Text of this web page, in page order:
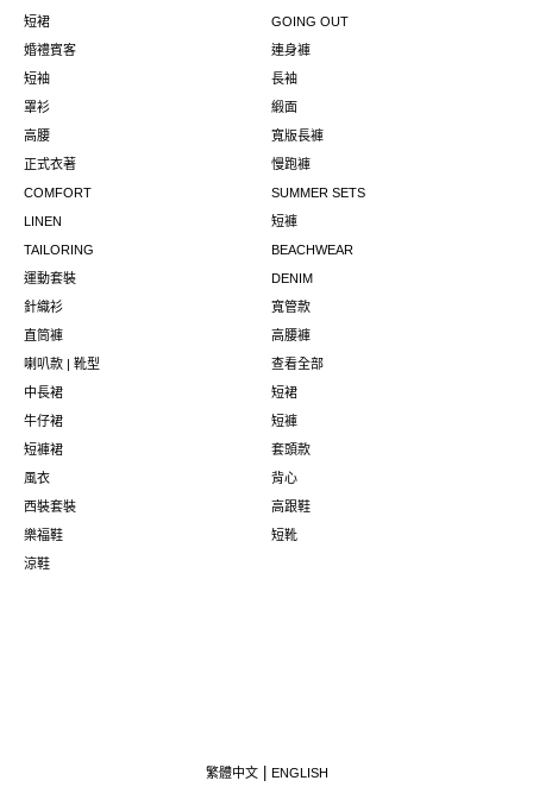
短裙
GOING OUT
婚禮賓客
連身褲
短袖
長袖
罩衫
緞面
高腰
寬版長褲
正式衣著
慢跑褲
COMFORT
SUMMER SETS
LINEN
短褲
TAILORING
BEACHWEAR
運動套裝
DENIM
針織衫
寬管款
直筒褲
高腰褲
喇叭款 | 靴型
查看全部
中長裙
短裙
牛仔裙
短褲
短褲裙
套頭款
風衣
背心
西裝套裝
高跟鞋
樂福鞋
短靴
涼鞋
繁體中文 ENGLISH